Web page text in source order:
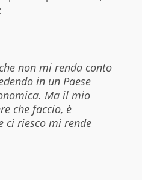
non mi renda conto
in un Paese
Ma il mio
che faccio, è
ci riesco mi rende